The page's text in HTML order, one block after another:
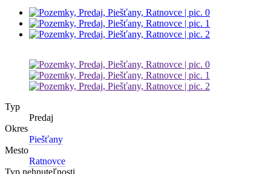
Typ
Predaj
Okres
Piešťany
Mesto
Ratnovce
Typ nehnuteľnosti